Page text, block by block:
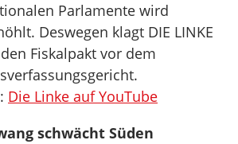
Parlamente wird
Deswegen klagt DIE LINKE
Fiskalpakt vor dem
Die Linke auf YouTube
schwächt Süden